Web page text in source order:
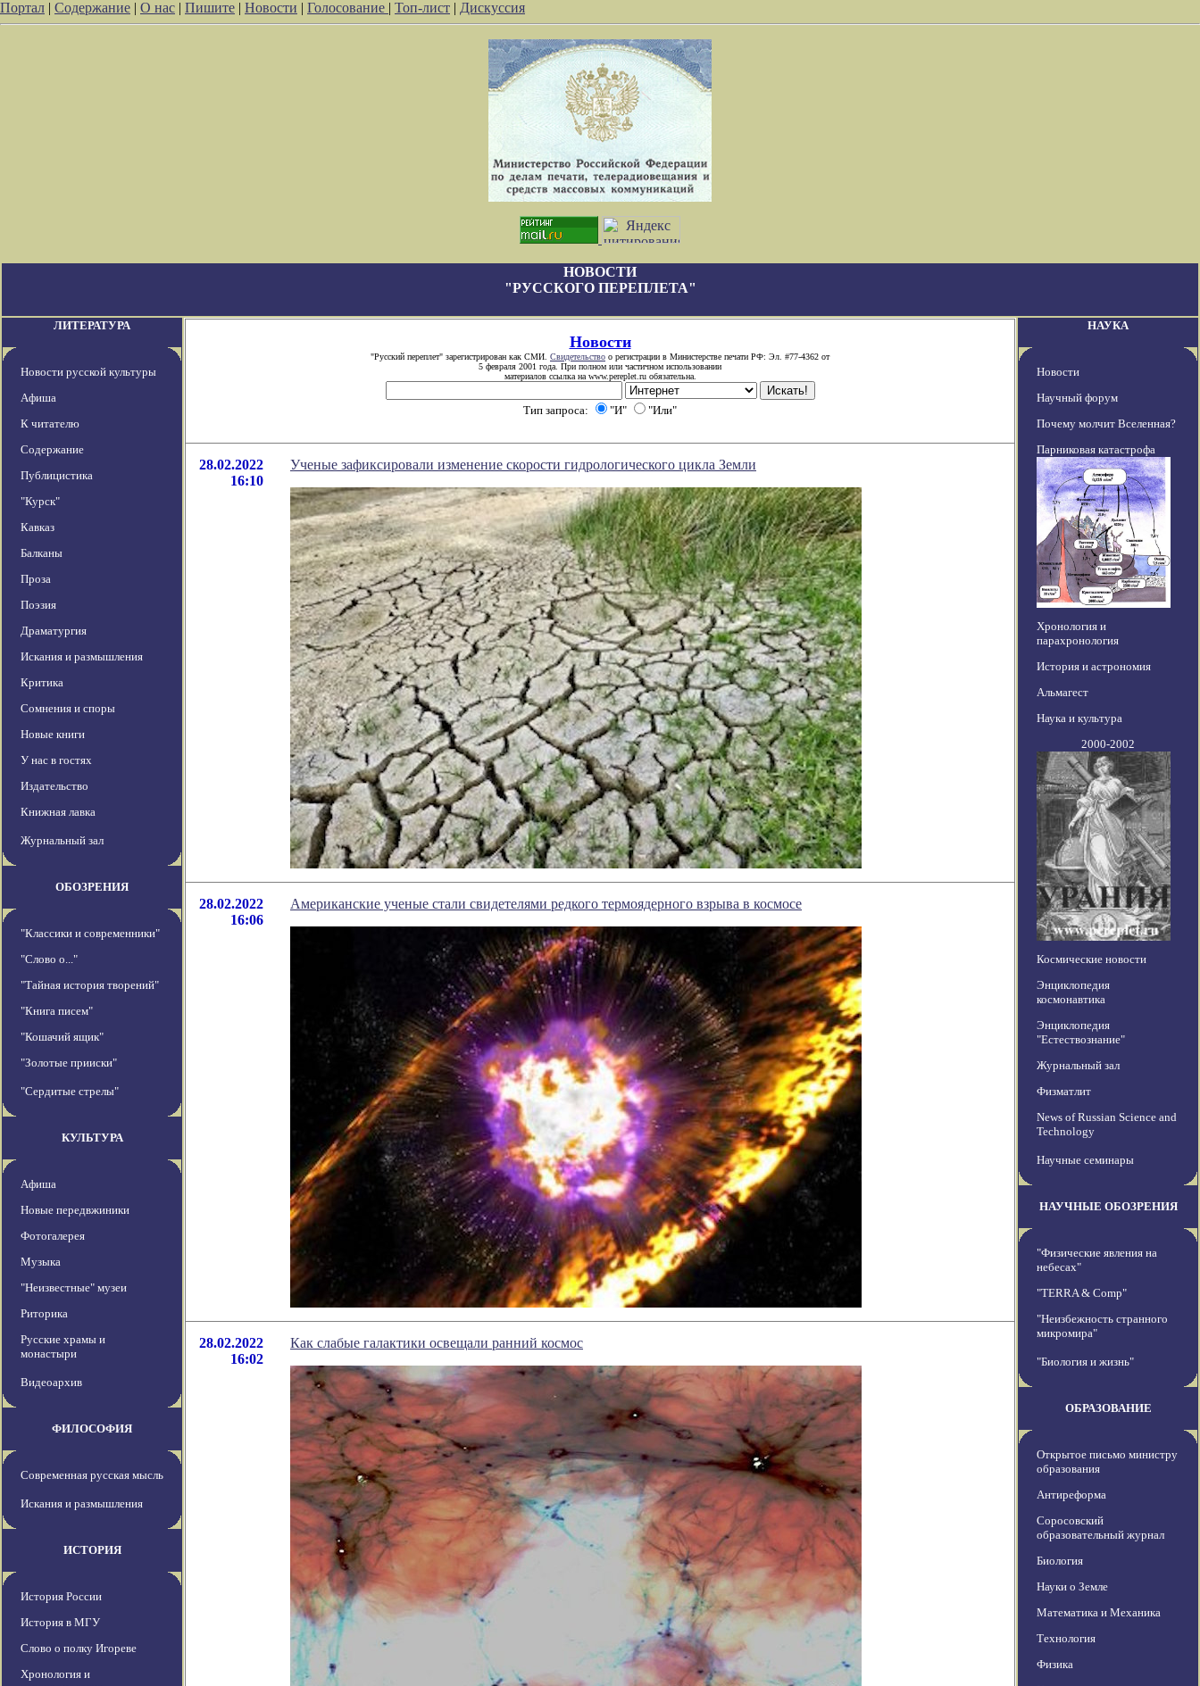
Портал | Содержание | О нас | Пишите | Новости | Голосование | Топ-лист | Дискуссия
НОВОСТИ
"РУССКОГО ПЕРЕПЛЕТА"
ЛИТЕРАТУРА
Новости русской культуры
Афиша
К читателю
Содержание
Публицистика
"Курск"
Кавказ
Балканы
Проза
Поэзия
Драматургия
Искания и размышления
Критика
Сомнения и споры
Новые книги
У нас в гостях
Издательство
Книжная лавка
Журнальный зал
ОБОЗРЕНИЯ
"Классики и современники"
"Слово о..."
"Тайная история творений"
"Книга писем"
"Кошачий ящик"
"Золотые прииски"
"Сердитые стрелы"
КУЛЬТУРА
Афиша
Новые передвжиники
Фотогалерея
Музыка
"Неизвестные" музеи
Риторика
Русские храмы и
монастыри
Видеоархив
ФИЛОСОФИЯ
Современная русская мысль
Искания и размышления
ИСТОРИЯ
История России
История в МГУ
Слово о полку Игореве
Хронология и
Новости
"Русский переплет" зарегистрирован как СМИ. Свидетельство о регистрации в Министерстве печати РФ: Эл. #77-4362 от
5 февраля 2001 года. При полном или частичном использовании
материалов ссылка на www.pereplet.ru обязательна.
Тип запроса: "И" "Или"
28.02.2022
16:10
Ученые зафиксировали изменение скорости гидрологического цикла Земли
28.02.2022
16:06
Американские ученые стали свидетелями редкого термоядерного взрыва в космосе
28.02.2022
16:02
Как слабые галактики освещали ранний космос
НАУКА
Новости
Научный форум
Почему молчит Вселенная?
Парниковая катастрофа
Хронология и
парахронология
История и астрономия
Альмагест
Наука и культура
2000-2002
Космические новости
Энциклопедия
космонавтика
Энциклопедия
"Естествознание"
Журнальный зал
Физматлит
News of Russian Science and
Technology
Научные семинары
НАУЧНЫЕ ОБОЗРЕНИЯ
"Физические явления на
небесах"
"TERRA & Comp"
"Неизбежность странного
микромира"
"Биология и жизнь"
ОБРАЗОВАНИЕ
Открытое письмо министру
образования
Антиреформа
Соросовский
образовательный журнал
Биология
Науки о Земле
Математика и Механика
Технология
Физика